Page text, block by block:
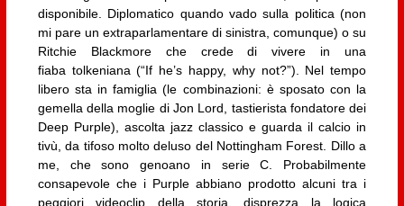
disponibile. Diplomatico quando vado sulla politica (non
mi pare un extraparlamentare di sinistra, comunque) o su
Ritchie Blackmore che crede di vivere in una
fiaba tolkeniana (“If he’s happy, why not?”). Nel tempo
libero sta in famiglia (le combinazioni: è sposato con la
gemella della moglie di Jon Lord, tastierista fondatore dei
Deep Purple), ascolta jazz classico e guarda il calcio in
tivù, da tifoso molto deluso del Nottingham Forest. Dillo a
me, che sono genoano in serie C. Probabilmente
consapevole che i Purple abbiano prodotto alcuni tra i
peggiori videoclip della storia, disprezza la logica